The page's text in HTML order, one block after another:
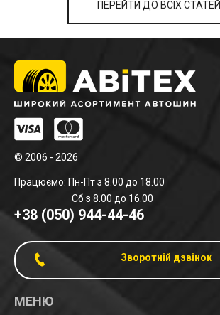
ПЕРЕЙТИ ДО ВСІХ СТАТЕЙ
© 2006 - 2026
Працюємо: Пн-Пт з 8.00 до 18.00
Сб з 8.00 до 16.00
+38 (050) 944-44-46
Зворотній дзвінок
МЕНЮ